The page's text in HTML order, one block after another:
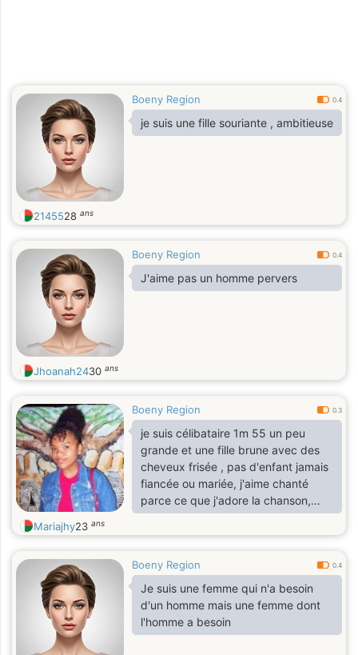
Boeny Region 0.4
je suis une fille souriante , ambitieuse
2145528 ans
Boeny Region 0.4
J'aime pas un homme pervers
Jhoanah2430 ans
Boeny Region 0.3
je suis célibataire 1m 55 un peu
grande et une fille brune avec des
cheveux frisée , pas d'enfant jamais
fiancée ou mariée, j'aime chanté
parce ce que j'adore la chanson,
j'aime baladé
Mariajhy23 ans
Boeny Region 0.4
Je suis une femme qui n'a besoin
d'un homme mais une femme dont
l'homme a besoin